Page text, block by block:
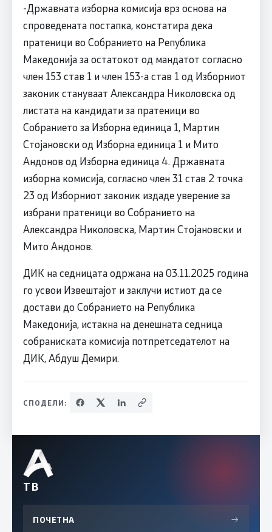
-Државната изборна комисија врз основа на
спроведената постапка, констатира дека
пратеници во Собранието на Република
Македонија за остатокот од мандатот согласно
член 153 став 1 и член 153-а став 1 од Изборниот
законик стануваат Александра Николовска од
листата на кандидати за пратеници во
Собранието за Изборна единица 1, Мартин
Стојановски од Изборна единица 1 и Мито
Андонов од Изборна единица 4. Државната
изборна комисија, согласно член 31 став 2 точка
23 од Изборниот законик издаде уверение за
избрани пратеници во Собранието на
Александра Николовска, Мартин Стојановски и
Мито Андонов.
ДИК на седницата одржана на 03.11.2025 година
го усвои Извештајот и заклучи истиот да се
достави до Собранието на Република
Македонија, истакна на денешната седница
собраниската комисија потпретседателот на
ДИК, Абдуш Демири.
СПОДЕЛИ:
ТВ
ПОЧЕТНА →